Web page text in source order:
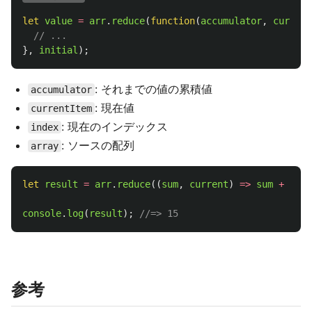
let value = arr. reduce(function(accumulator,
// ...
},
initial );
accumulator : それまでの値の累積値
currentItem : 現在値
index : 現在のインデックス
array : ソースの配列
let result = arr. reduce((sum, current) => sum +
console. log( result); //=> 15
参考